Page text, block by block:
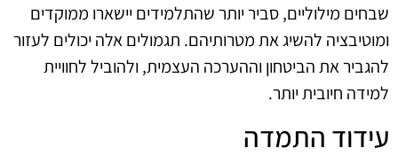
שבחים מילוליים, סביר יותר שהתלמידים יישארו ממוקדים
ומוטיבציה להשיג את מטרותיהם. תגמולים אלה יכולים לעזור
להגביר את הביטחון וההערכה העצמית, ולהוביל לחוויית
למידה חיובית יותר.
עידוד התמדה